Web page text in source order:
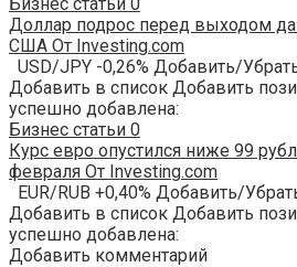
Доллар подрос перед выходом
США От Investing.com
USD/JPY -0,26% Добавить/
Добавить в список Добавить
успешно добавлена:
Бизнес статьи 0
Курс евро опустился ниже 99
февраля От Investing.com
EUR/RUB +0,40% Добавить/
Добавить в список Добавить
успешно добавлена:
Добавить комментарий